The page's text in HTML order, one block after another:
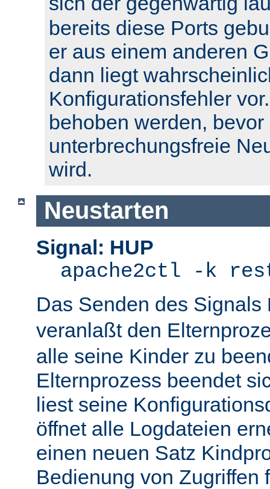
bereits diese Ports
er aus einem anderen
dann liegt
Konfigurationsfehler
behoben werden, bevor
unterbrechungsfreie
wird.
Neustarten
Signal: HUP
apache2ctl -k
Das Senden des Signals
veranlaßt den
alle seine Kinder zu
Elternprozess beendet
liest seine
öffnet alle Logdateien
einen neuen Satz
Bedienung von Zugriffen